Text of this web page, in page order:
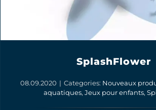
SplashFlower
08.09.2020 | Categories: Nouveaux
aquatiques, Jeux pour enfants,